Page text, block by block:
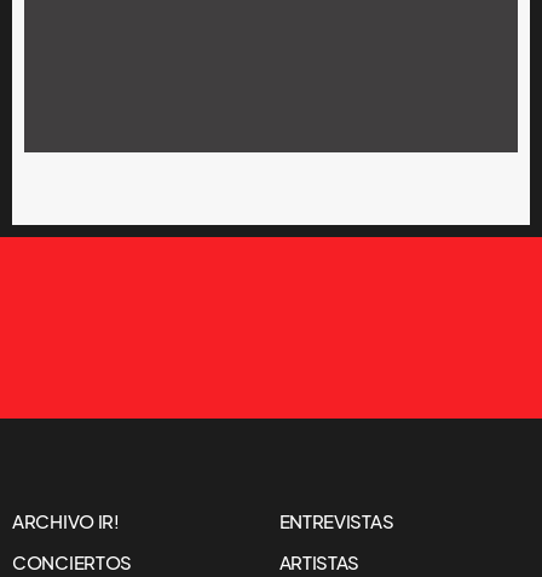
ARCHIVO IR!
ENTREVISTAS
CONCIERTOS
ARTISTAS